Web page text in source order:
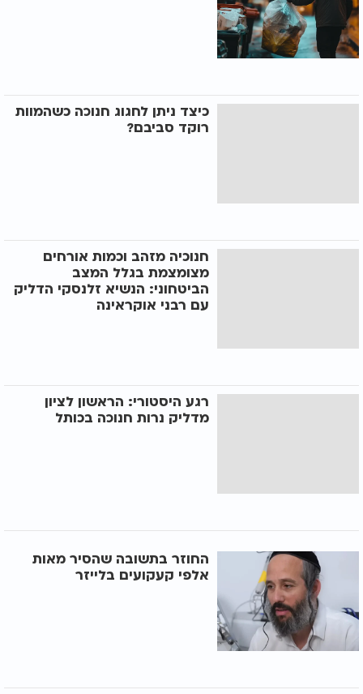
כיצד ניתן לחגוג חנוכה כשהמוות
רוקד סביבם?
חנוכיה מזהב וכמות אורחים
מצומצמת בגלל המצב
הביטחוני: הנשיא זלנסקי הדליק
עם רבני אוקראינה
רגע היסטורי: הראשון לציון
מדליק נרות חנוכה בכותל
החוזר בתשובה שהסיר מאות
אלפי קעקועים בלייזר